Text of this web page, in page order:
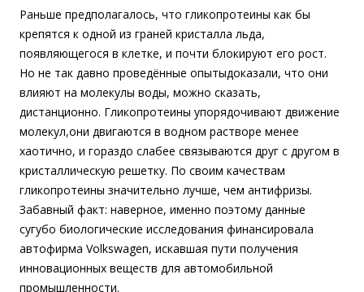
Раньше предполагалось, что гликопротеины как бы
крепятся к одной из граней кристалла льда,
появляющегося в клетке, и почти блокируют его рост.
Но не так давно проведённые опытыдоказали, что они
влияют на молекулы воды, можно сказать,
дистанционно. Гликопротеины упорядочивают движение
молекул,они двигаются в водном растворе менее
хаотично, и гораздо слабее связываются друг с другом в
кристаллическую решетку. По своим качествам
гликопротеины значительно лучше, чем антифризы.
Забавный факт: наверное, именно поэтому данные
сугубо биологические исследования финансировала
автофирма Volkswagen, искавшая пути получения
инновационных веществ для автомобильной
промышленности.